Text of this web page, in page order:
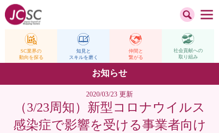
SC業界の
動向を探る
知見と
スキルを磨く
仲間と
繋がる
社会貢献への
取り組み
お知らせ
2020/03/23 更新
（3/23周知）新型コロナウイルス
感染症で影響を受ける事業者向け